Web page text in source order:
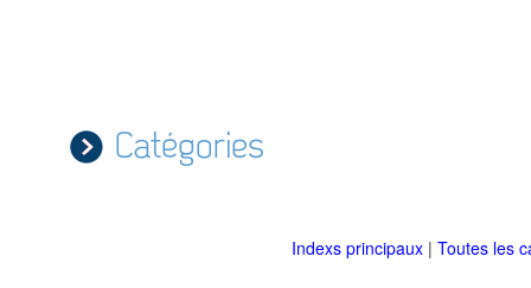
Catégories
Indexs principaux | Toutes les